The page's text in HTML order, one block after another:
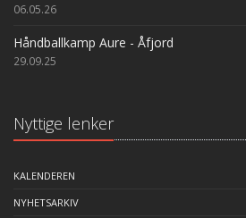
06.05.26
Håndballkamp Aure - Åfjord
29.09.25
Nyttige lenker
KALENDEREN
NYHETSARKIV